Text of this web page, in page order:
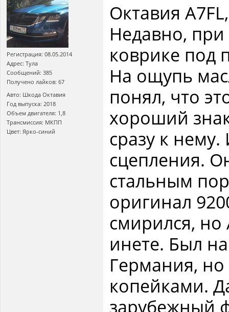
Регистрация: 08.05.2014
Адрес: Тула
Сообщений: 385
Получено лайков: 67
Авто: Шкода Октавия
Год выпуска: 2018
Объем двигателя: 1,8
Трансмиссия: МКПП
Цвет: Ярко-синий
Октавия
Недавно, при
коврике под
На ощупь
понял, что
хороший
сразу к
сцепления.
стальным
оригинал
смирился,
инете. Был
Германия,
копейками.
зарубежный